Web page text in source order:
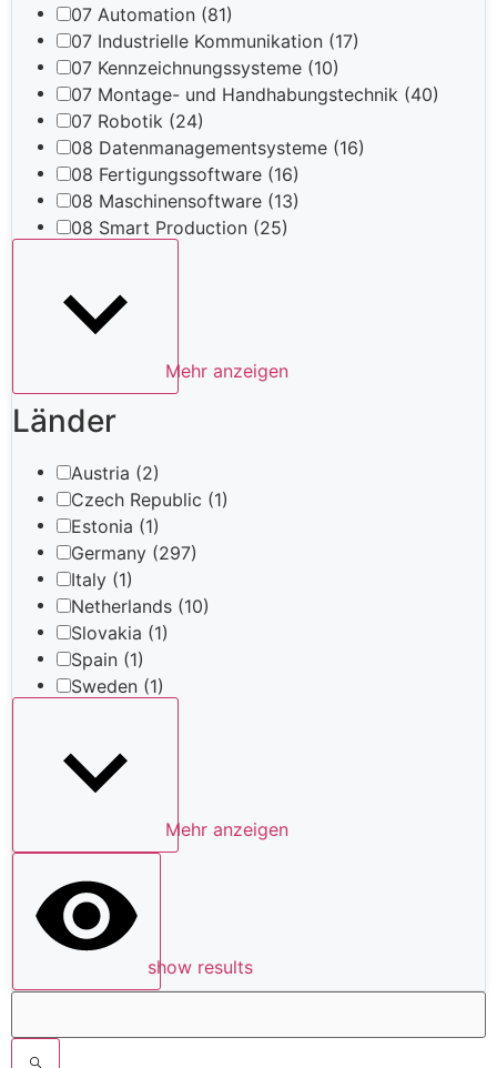
07 Automation (81)
07 Industrielle Kommunikation (17)
07 Kennzeichnungssysteme (10)
07 Montage- und Handhabungstechnik (40)
07 Robotik (24)
08 Datenmanagementsysteme (16)
08 Fertigungssoftware (16)
08 Maschinensoftware (13)
08 Smart Production (25)
Mehr anzeigen
Länder
Austria (2)
Czech Republic (1)
Estonia (1)
Germany (297)
Italy (1)
Netherlands (10)
Slovakia (1)
Spain (1)
Sweden (1)
Mehr anzeigen
show results